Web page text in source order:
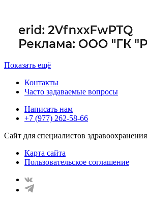
Показать ещё
Контакты
Часто задаваемые вопросы
Написать нам
+7 (977) 262-58-66
Сайт для специалистов
Карта сайта
Пользовательское соглашение